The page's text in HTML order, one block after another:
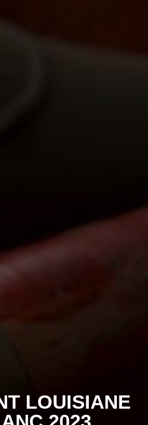
LOUISIANE